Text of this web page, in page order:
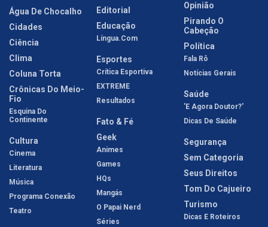
Água De Chocalho
Cidades
Ciência
Clima
Coluna Torta
Crônicas Do Meio-
Fio
Esquina Do
Continente
Cultura
Cinema
Literatura
Música
Programa Conexão
Teatro
Editorial
Educação
Língua.com
Esportes
Crítica Esportiva
EXTREME
Resultados
Fato & Fé
Geek
Animes
Games
HQs
Mangás
O Papai Nerd
Séries
Opinião
Pirando O
Cabeção
Política
Fala Rô
Notícias Gerais
Saúde
'E Agora Doutor?'
Dicas De Saúde
Segurança
Sem Categoria
Seus Direitos
Tom Do Cajueiro
Turismo
Dicas E Roteiros